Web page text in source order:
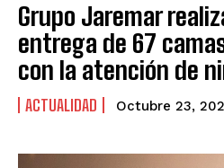
Grupo Jaremar
entrega de 67
con la atención de
ACTUALIDAD Octubre 23,